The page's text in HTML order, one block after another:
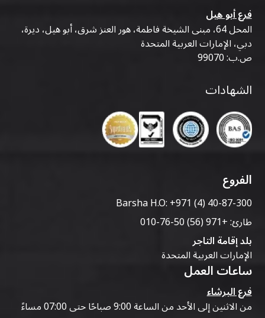
فرع أبو هيل
المحل 64، مبنى الشيخة فاطمة، هور العنز شرق، أبو هيل، ديرة،
دبي، الإمارات العربية المتحدة
ص.ب: 99070
الشهادات
الفروع
Barsha H.O:+971 (4) 40-87-300
طارئ:+971 (56) 50-76-010
بلد إقامة التاجر
الإمارات العربية المتحدة
ساعات العمل
فرع البرشاء
من الاثنين إلى الأحد من الساعة 9:00 صباحًا حتى 07:00 مساءً